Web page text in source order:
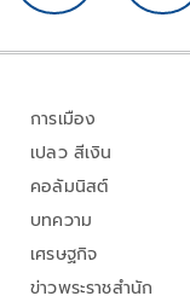
การเมือง
เปลว สีเงิน
คอลัมนิสต์
บทความ
เศรษฐกิจ
ข่าวพระราชสำนัก